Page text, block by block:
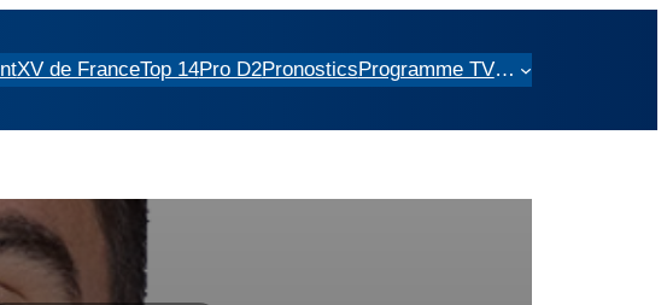
XV de FranceTop 14Pro D2PronosticsProgramme TV…